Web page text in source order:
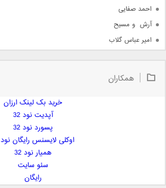
احمد صفایی
آرش  و مسیح
امیر عباس گلاب
امیر علی
همکاران
خرید بک لینک ارزان
آپدیت نود 32
پسورد نود 32
اوکلی لایسنس رایگان نود 32
همیار نود 32
سئو سایت
رایگان